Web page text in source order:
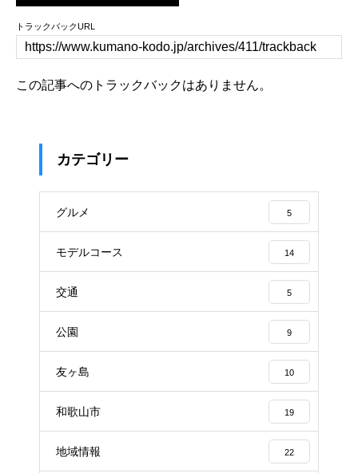
トラックバックURL
この記事へのトラックバックはありません。
カテゴリー
グルメ 5
モデルコース 14
交通 5
公園 9
友ヶ島 10
和歌山市 19
地域情報 22